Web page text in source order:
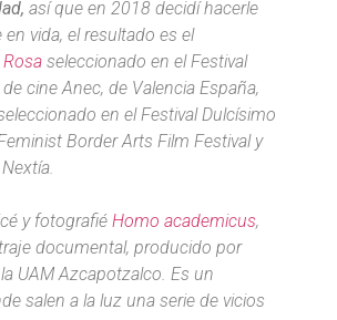
, así que en 2018 decidí hacerle
vida, el resultado es el
Rosa seleccionado en el Festival
cine Anec, de Valencia España,
en el Festival Dulcísimo
Border Arts Film Festival y
y fotografié Homo academicus,
documental, producido por
UAM Azcapotzalco. Es un
salen a la luz una serie de vicios